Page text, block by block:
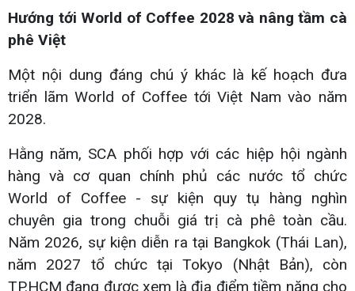
Hướng tới World of Coffee 2028 và nâng tầm cà
phê Việt
Một nội dung đáng chú ý khác là kế hoạch đưa
triển lãm World of Coffee tới Việt Nam vào năm
2028.
Hằng năm, SCA phối hợp với các hiệp hội ngành
hàng và cơ quan chính phủ các nước tổ chức
World of Coffee - sự kiện quy tụ hàng nghìn
chuyên gia trong chuỗi giá trị cà phê toàn cầu.
Năm 2026, sự kiện diễn ra tại Bangkok (Thái Lan),
năm 2027 tổ chức tại Tokyo (Nhật Bản), còn
TP.HCM đang được xem là địa điểm tiềm năng cho